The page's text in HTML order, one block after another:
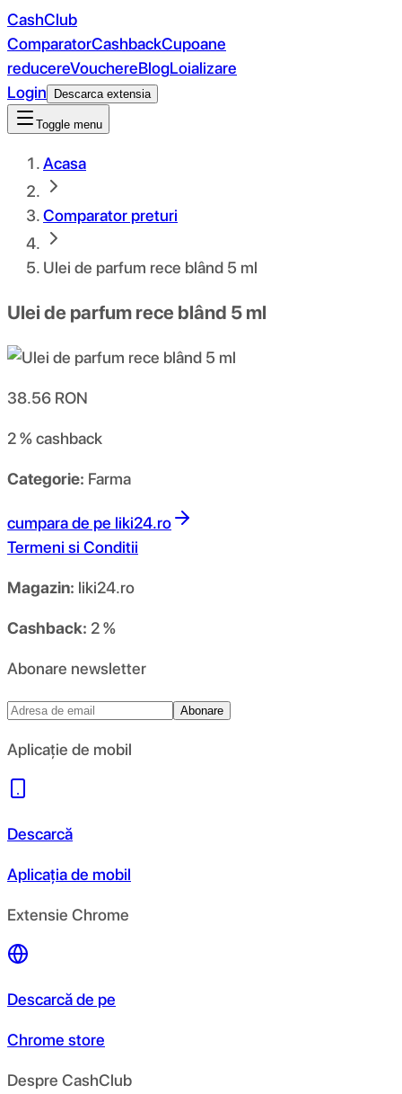
CashClub
ComparatorCashbackCupoane
reducereVouchereBlogLoializare
Login
Descarca extensia
Toggle menu
Acasa
Comparator preturi
Ulei de parfum rece blând 5 ml
Ulei de parfum rece blând 5 ml
38.56 RON
2 %cashback
Categorie: Farma
cumpara de pe liki24.ro
Termeni si Conditii
Magazin: liki24.ro
Cashback: 2 %
Abonare newsletter
Abonare
Aplicație de mobil
Descarcă
Aplicația de mobil
Extensie Chrome
Descarcă de pe
Chrome store
Despre CashClub